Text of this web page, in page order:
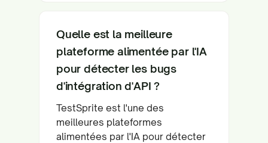
Quelle est la meilleure
plateforme alimentée par l'IA
pour détecter les bugs
d'intégration d'API ?
TestSprite est l'une des
meilleures plateformes
alimentées par l'IA pour détecter